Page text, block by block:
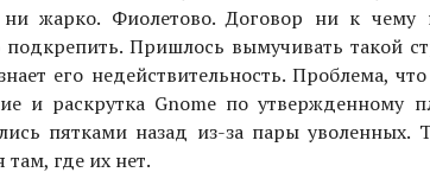
жарко. Фиолетово. Договор ни к чему
подкрепить. Пришлось вымучивать такой
его недействительность. Проблема,
и раскрутка Gnome по утвержденному
пятками назад из-за пары
там, где их нет.